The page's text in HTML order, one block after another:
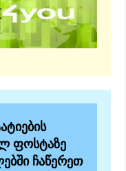
ფოსტაზე
ჩაწერეთ